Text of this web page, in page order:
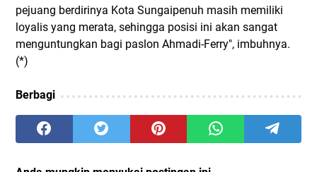
pejuang berdirinya Kota Sungaipenuh masih memiliki
loyalis yang merata, sehingga posisi ini akan sangat
menguntungkan bagi paslon Ahmadi-Ferry", imbuhnya.
(*)
Berbagi